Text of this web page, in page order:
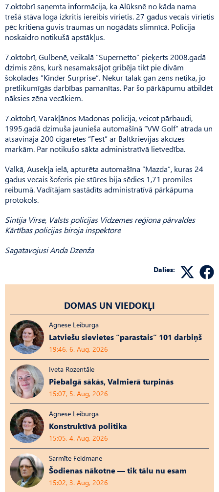
7.oktobrī saņemta informācija, ka Alūksnē no kāda nama
trešā stāva loga izkritis iereibis vīrietis. 27 gadus vecais vīrietis
pēc kritiena guvis traumas un nogādāts slimnīcā. Policija
noskaidro notikušā apstākļus.
7.oktobrī, Gulbenē, veikalā “Supernetto” pieķerts 2008.gadā
dzimis zēns, kurš nesamaksājot gribēja tikt pie divām
šokolādes “Kinder Surprise”. Nekur tālāk gan zēns netika, jo
pretlikumīgās darbības pamanītas. Par šo pārkāpumu atbildēt
nāksies zēna vecākiem.
7.oktobrī, Varakļānos Madonas policija, veicot pārbaudi,
1995.gadā dzimuša jaunieša automašīnā “VW Golf” atrada un
atsavināja 200 cigaretes “Fest” ar Baltkrievijas akcīzes
markām. Par notikušo sākta administratīvā lietvedība.
Valkā, Ausekļa ielā, apturēta automašīna “Mazda”, kuras 24
gadus vecais šoferis pie stūres bija sēdies 1,71 promiles
reibumā. Vadītājam sastādīts administratīvā pārkāpuma
protokols.
Sintija Virse, Valsts policijas Vidzemes reģiona pārvaldes
Kārtības policijas biroja inspektore
Sagatavojusi Anda Dzenža
Dalies:
DOMAS UN VIEDOKĻI
Agnese Leiburga
Latviešu sievietes “parastais” 101 darbiņš
19:46, 6. Aug, 2026
Iveta Rozentāle
Piebalgā sākās, Valmierā turpinās
15:07, 5. Aug, 2026
Agnese Leiburga
Konstruktīvā politika
15:05, 4. Aug, 2026
Sarmīte Feldmane
Šodienas nākotne — tik tālu nu esam
15:02, 3. Aug, 2026